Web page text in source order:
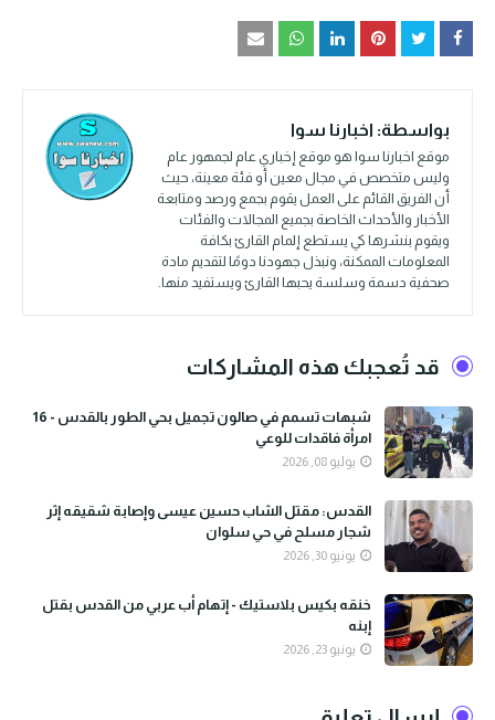
بواسطة: اخبارنا سوا
موقع اخبارنا سوا هو موقع إخباري عام لجمهور عام
وليس متخصص في مجال معين أو فئة معينة، حيث
أن الفريق القائم على العمل يقوم بجمع ورصد ومتابعة
الأخبار والأحداث الخاصة بجميع المجالات والفئات
ويقوم بنشرها كي يستطع إلمام القارئ بكافة
المعلومات الممكنة، ونبذل جهودنا دومًا لتقديم مادة
صحفية دسمة وسلسة يحبها القارئ ويستفيد منها.
قد تُعجبك هذه المشاركات
شبهات تسمم في صالون تجميل بحي الطور بالقدس - 16
امرأة فاقدات للوعي
يوليو 08, 2026
القدس: مقتل الشاب حسين عيسى وإصابة شقيقه إثر
شجار مسلح في حي سلوان
يونيو 30, 2026
خنقه بكيس بلاستيك - إتهام أب عربي من القدس بقتل
إبنه
يونيو 23, 2026